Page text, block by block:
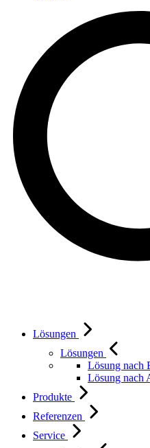
Lösungen
Lösungen
Lösung nach
Lösung nach
Produkte
Referenzen
Service